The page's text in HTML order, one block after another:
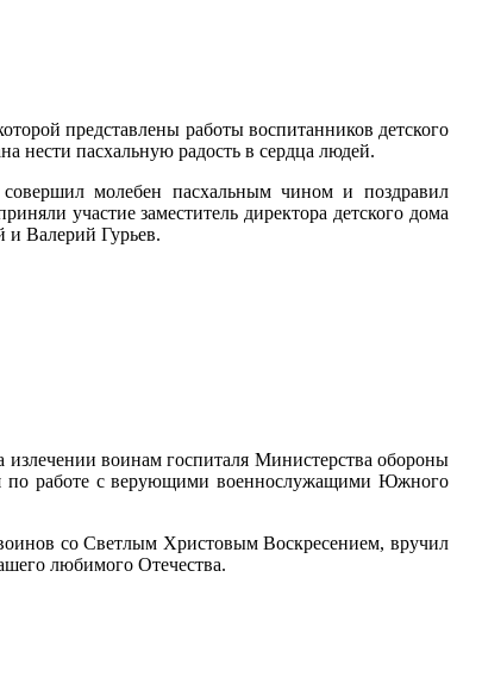
представлены работы воспитанников детского
нести пасхальную радость в сердца людей.
совершил молебен пасхальным чином и поздравил
участие заместитель директора детского дома
и Валерий Гурьев.
излечении воинам госпиталя Министерства обороны
по работе с верующими военнослужащими Южного
со Светлым Христовым Воскресением, вручил
любимого Отечества.